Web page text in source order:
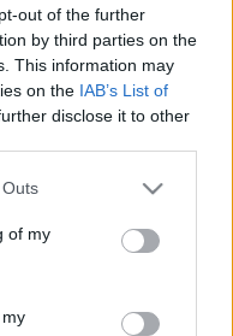
out of the further
by third parties on the
This information may
on the IAB’s List of
disclose it to other
one or more Google
You may click to
its third-party tags to
in below Google
of my
halálos
elfelejteni" -
de mindig
,,nagyon-nagyon jó,
annyiban hagytam.